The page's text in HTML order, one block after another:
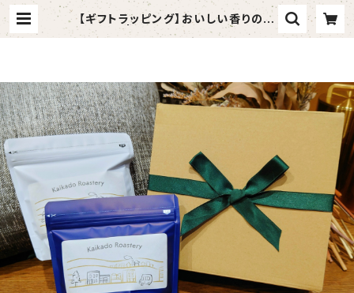
【ギフトラッピング】おいしい香りの贈
り物 | Kaikado Roastery